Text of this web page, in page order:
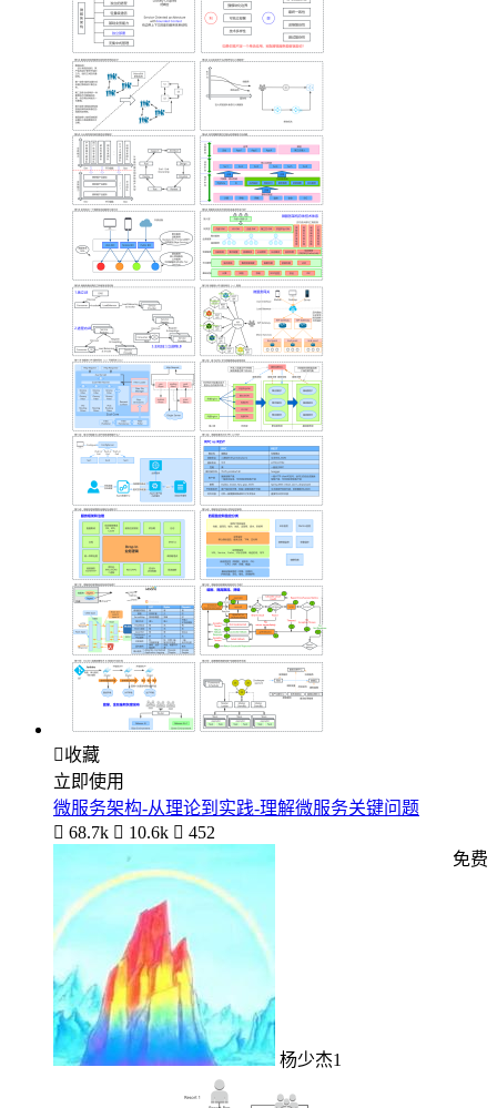
收藏
立即使用
微服务架构-从理论到实践-理解微服务关键问题
 68.7k  10.6k  452
杨少杰1
免费